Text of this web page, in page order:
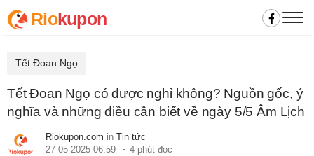
Riokupon
Tết Đoan Ngọ
Tết Đoan Ngọ có được nghỉ không? Nguồn gốc, ý
nghĩa và những điều cần biết về ngày 5/5 Âm Lịch
Riokupon.com in Tin tức
27-05-2025 06:59
4 phút đọc